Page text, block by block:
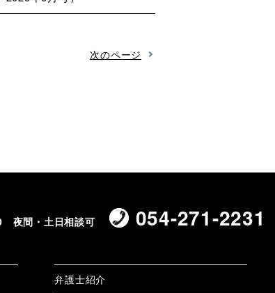
次のページ
夜間・土日相談可 054-271-2231
弁護士紹介